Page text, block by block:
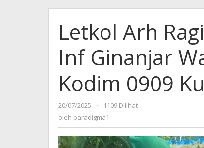
Letkol Arh
Inf Ginanjar
Kodim 0909
20/07/2025
oleh
paradigma1
-
1109 Dilihat
oleh paradigma1